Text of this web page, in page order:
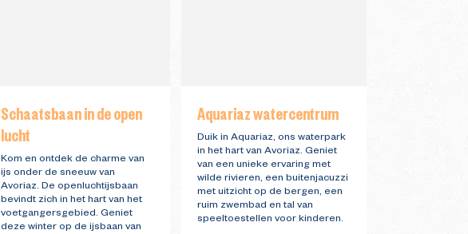
Schaatsbaan in de open
lucht
Kom en ontdek de charme van
ijs onder de sneeuw van
Avoriaz. De openluchtijsbaan
bevindt zich in het hart van het
voetgangersgebied. Geniet
deze winter op de ijsbaan van
Aquariaz watercentrum
Duik in Aquariaz, ons waterpark
in het hart van Avoriaz. Geniet
van een unieke ervaring met
wilde rivieren, een buitenjacuzzi
met uitzicht op de bergen, een
ruim zwembad en tal van
speeltoestellen voor kinderen.